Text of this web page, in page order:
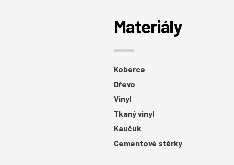
Materiály
Koberce
Dřevo
Vinyl
Tkaný vinyl
Kaučuk
Cementové stěrky